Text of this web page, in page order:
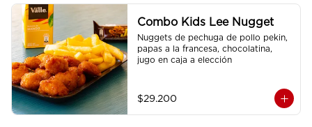
Combo Kids Lee Nugget
Nuggets de pechuga de pollo pekin,
papas a la francesa, chocolatina,
jugo en caja a elección
$29.200